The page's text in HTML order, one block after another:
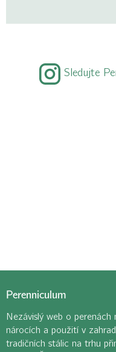
Sledujte
Perenniculum
Nezávislý web o
nárocích a použití v
tradičních stálic na trhu